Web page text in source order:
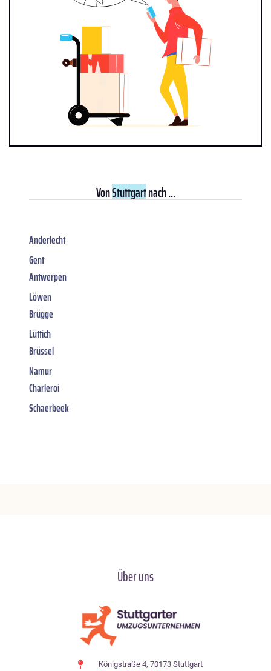
VonStuttgartnach ...
Anderlecht
Gent
Antwerpen
Löwen
Brügge
Lüttich
Brüssel
Namur
Charleroi
Schaerbeek
Über uns
Königstraße 4, 70173 Stuttgart